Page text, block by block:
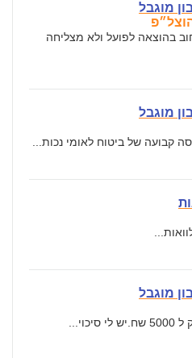
מוגבל
בהוצאה לפועל ולא מצליחה
מוגבל
קבועה של ביטוח לאומי נכות...
מוגבל